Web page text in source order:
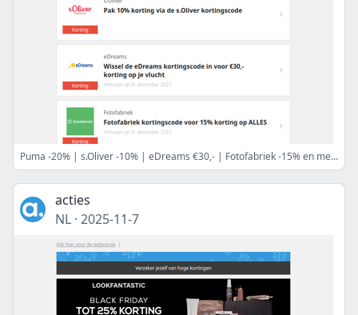
Puma -20% | s.Oliver -10% | eDreams €30,- | Fotofabriek -15% en meer
acties
NL · 2025-11-7